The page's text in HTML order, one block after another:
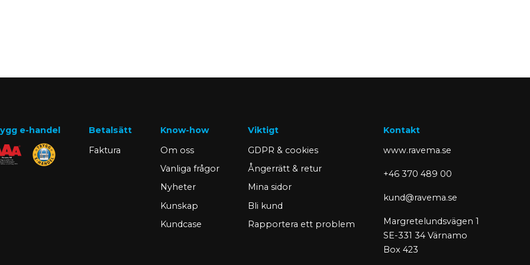
e-handel
Betalsätt
Faktura
Know-how
Om oss
Vanliga frågor
Nyheter
Kunskap
Kundcase
Viktigt
GDPR & cookies
Ångerrätt & retur
Mina sidor
Bli kund
Rapportera ett problem
Kontakt
www.ravema.se
+46 370 489 00
kund@ravema.se
Margretelundsvägen 1
SE-331 34 Värnamo
Box 423